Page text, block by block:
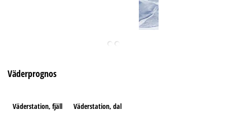
Väderprognos
Väderstation, fjäll Väderstation, dal